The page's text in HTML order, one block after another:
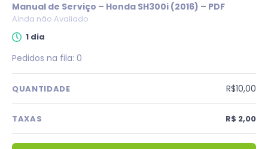
Manual de Serviço – Honda SH300i (2016) – PDF
Ainda não Avaliado
1 dia
Pedidos na fila: 0
QUANTIDADE R$10,00
TAXAS R$ 2,00